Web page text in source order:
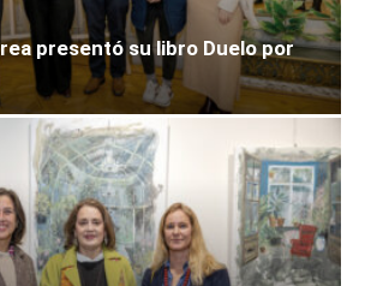
presentó su libro Duelo por